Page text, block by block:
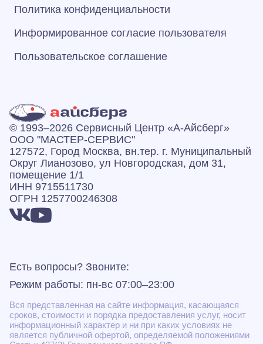
Политика конфиденциальности
Информированное согласие пользователя
Пользовательское соглашение
© 1993–2026 Сервисный Центр «А‑Айсберг»
ООО "МАСТЕР-СЕРВИС"
127572, Город Москва, вн.тер. г. Муниципальный
Округ Лианозово, ул Новгородская, дом 31,
помещение 1/1
ИНН 9715511730
ОГРН 1257700246308
Есть вопросы? Звоните:
Режим работы: пн-вс 07:00–23:00
Вся представленная на сайте информация, касающаяся
сроков, стоимости и порядка предоставления услуг, носит
информационный характер и ни при каких условиях не
является публичной офертой, определяемой положениями